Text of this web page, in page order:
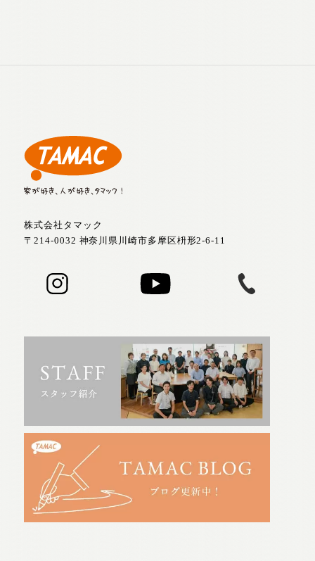
株式会社タマック
〒214-0032 神奈川県川崎市多摩区枡形2-6-11